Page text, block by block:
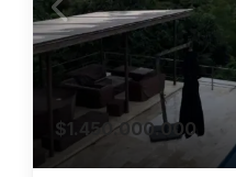
$1.450.000.000